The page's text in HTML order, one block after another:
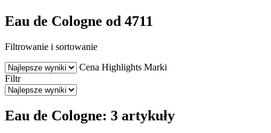
Eau de Cologne od 4711
Filtrowanie i sortowanie
Cena Highlights Marki
Filtr
Eau de Cologne: 3 artykuły